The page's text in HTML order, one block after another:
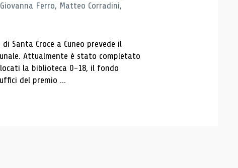
Ferro, Matteo Corradini,
Santa Croce a Cuneo prevede il
Attualmente è stato completato
la biblioteca 0-18, il fondo
del premio ...